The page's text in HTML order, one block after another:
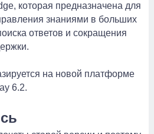
которая предназначена для
знаниями в больших
ответов и сокращения
на новой платформе
6.2.